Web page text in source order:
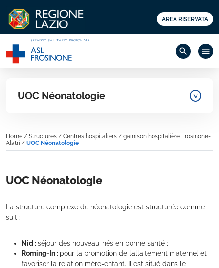
AREA RISERVATA
search menu
UOC Néonatologie
Home / Structures / Centres hospitaliers / garnison hospitalière Frosinone-
Alatri / UOC Néonatologie
UOC Néonatologie
La structure complexe de néonatologie est structurée comme
suit :
Nid :séjour des nouveau-nés en bonne santé ;
Roming-In : pour la promotion de l’allaitement maternel et
favoriser la relation mère-enfant. Il est situé dans le